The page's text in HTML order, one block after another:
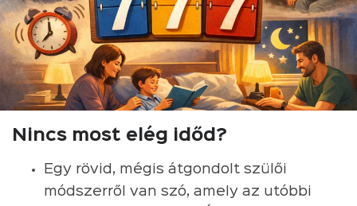
Nincs most elég időd?
Egy rövid, mégis átgondolt szülői
módszerről van szó, amely az utóbbi